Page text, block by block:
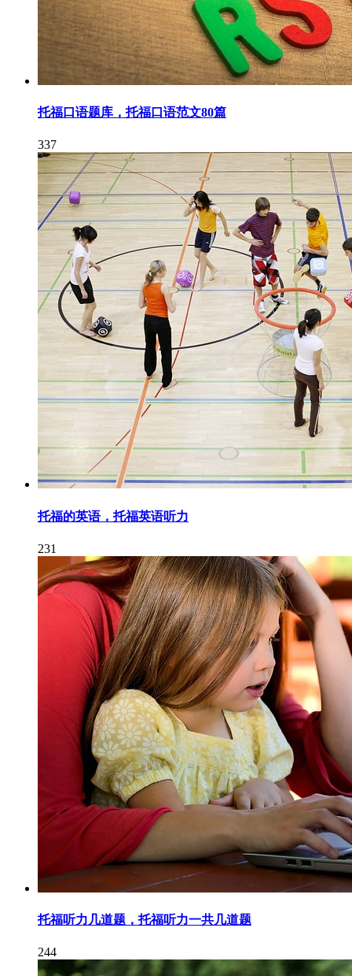
托福口语题库，托福口语范文80篇
337
托福的英语，托福英语听力
231
托福听力几道题，托福听力一共几道题
244